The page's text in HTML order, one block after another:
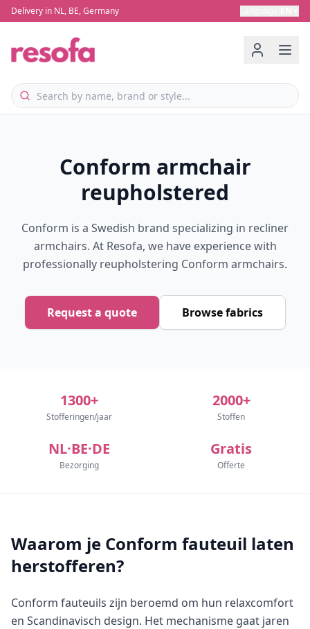
Delivery in NL, BE, Germany
Conform armchair
reupholstered
Conform is a Swedish brand specializing in recliner
armchairs. At Resofa, we have experience with
professionally reupholstering Conform armchairs.
Request a quote Browse fabrics
1300+
Stofferingen/jaar
2000+
Stoffen
NL·BE·DE
Bezorging
Gratis
Offerte
Waarom je Conform fauteuil laten
herstofferen?
Conform fauteuils zijn beroemd om hun relaxcomfort
en Scandinavisch design. Het mechanisme gaat jaren